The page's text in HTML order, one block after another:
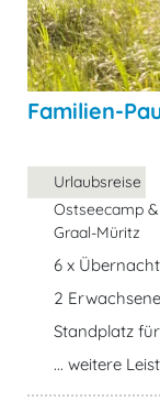
Familien-
Urlaubsreise
Ostseecamp
Graal-Müritz
6 x
2
Standplatz
... weitere